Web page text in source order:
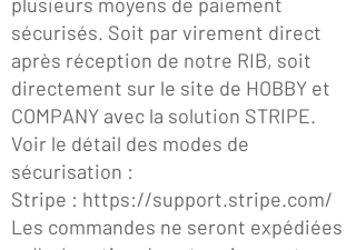
sécurisés. Soit par virement direct
après réception de notre RIB, soit
directement sur le site de HOBBY et
COMPANY avec la solution STRIPE.
Voir le détail des modes de
sécurisation :
Stripe : https://support.stripe.com/
Les commandes ne seront expédiées